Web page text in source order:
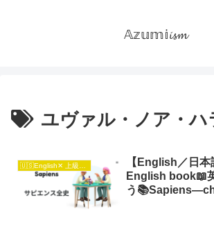
𝔸𝕫𝕦𝕞𝕚𝓲𝓼𝓶
ユヴァル・ノア・ハ
【English／日
English book📖
う